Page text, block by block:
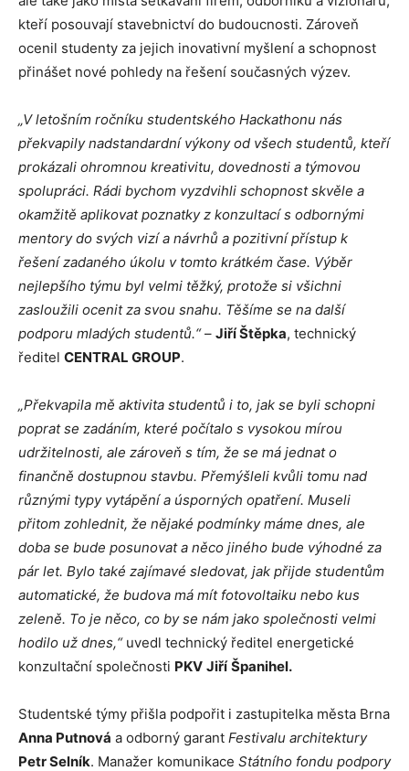
kteří posouvají stavebnictví do budoucnosti. Zároveň
ocenil studenty za jejich inovativní myšlení a schopnost
přinášet nové pohledy na řešení současných výzev.
„V letošním ročníku studentského Hackathonu nás
překvapily nadstandardní výkony od všech studentů, kteří
prokázali ohromnou kreativitu, dovednosti a týmovou
spolupráci. Rádi bychom vyzdvihli schopnost skvěle a
okamžitě aplikovat poznatky z konzultací s odbornými
mentory do svých vizí a návrhů a pozitivní přístup k
řešení zadaného úkolu v tomto krátkém čase. Výběr
nejlepšího týmu byl velmi těžký, protože si všichni
zasloužili ocenit za svou snahu. Těšíme se na další
podporu mladých studentů.“– Jiří Štěpka, technický
ředitel CENTRAL GROUP.
„Překvapila mě aktivita studentů i to, jak se byli schopni
poprat se zadáním, které počítalo s vysokou mírou
udržitelnosti, ale zároveň s tím, že se má jednat o
finančně dostupnou stavbu. Přemýšleli kvůli tomu nad
různými typy vytápění a úsporných opatření. Museli
přitom zohlednit, že nějaké podmínky máme dnes, ale
doba se bude posunovat a něco jiného bude výhodné za
pár let. Bylo také zajímavé sledovat, jak přijde studentům
automatické, že budova má mít fotovoltaiku nebo kus
zeleně. To je něco, co by se nám jako společnosti velmi
hodilo už dnes,“uvedl technický ředitel energetické
konzultační společnosti PKV Jiří Španihel.
Studentské týmy přišla podpořit i zastupitelka města Brna
Anna Putnová a odborný garant Festivalu architektury
Petr Selník. Manažer komunikace Státního fondu podpory